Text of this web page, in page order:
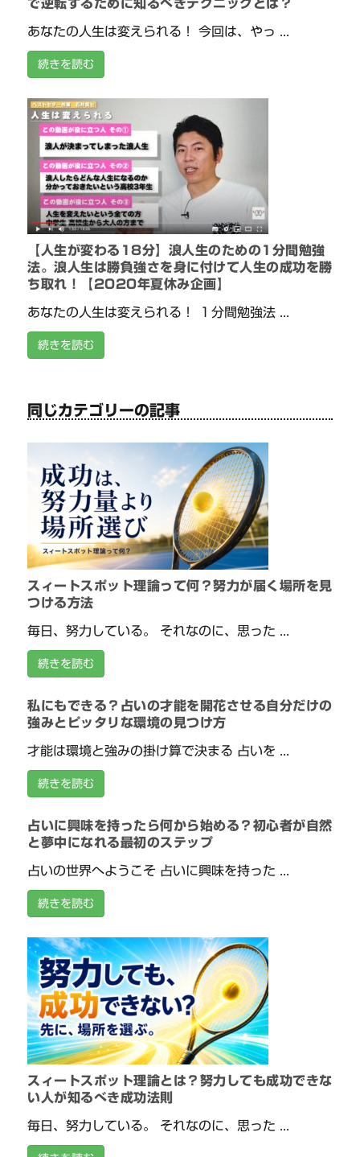
で逆転するために知るべきテクニックとは？
あなたの人生は変えられる！ 今回は、やっ ...
続きを読む
【人生が変わる18分】浪人生のための1分間勉強
法。浪人生は勝負強さを身に付けて人生の成功を勝
ち取れ！【2020年夏休み企画】
あなたの人生は変えられる！ １分間勉強法 ...
続きを読む
同じカテゴリーの記事
スィートスポット理論って何？努力が届く場所を見
つける方法
毎日、努力している。 それなのに、思った ...
続きを読む
私にもできる？占いの才能を開花させる自分だけの
強みとピッタリな環境の見つけ方
才能は環境と強みの掛け算で決まる 占いを ...
続きを読む
占いに興味を持ったら何から始める？初心者が自然
と夢中になれる最初のステップ
占いの世界へようこそ 占いに興味を持った ...
続きを読む
スィートスポット理論とは？努力しても成功できな
い人が知るべき成功法則
毎日、努力している。 それなのに、思った ...